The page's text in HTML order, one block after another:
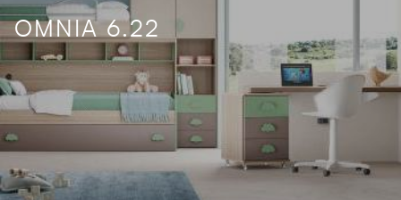
OMNIA 6.22